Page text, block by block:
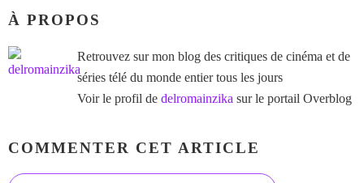
À PROPOS
Retrouvez sur mon blog des critiques de cinéma et de
séries télé du monde entier tous les jours
Voir le profil de delromainzika sur le portail Overblog
COMMENTER CET ARTICLE